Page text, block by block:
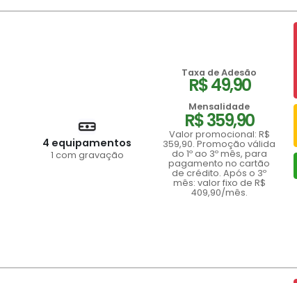
4 equipamentos
1 com gravação
Taxa de Adesão
R$ 49,90
Mensalidade
R$ 359,90
Valor promocional: R$
359,90. Promoção válida
do 1º ao 3º mês, para
pagamento no cartão
de crédito. Após o 3º
mês: valor fixo de R$
409,90/mês.